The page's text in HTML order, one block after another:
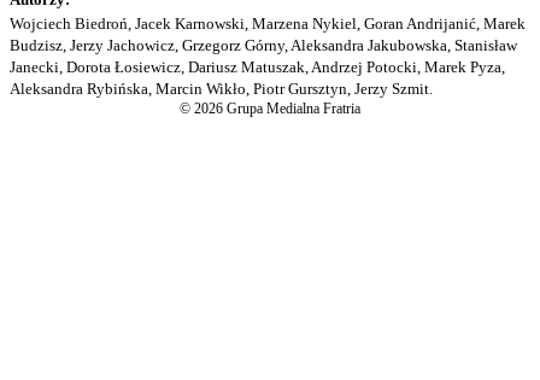
Wojciech Biedroń, Jacek Karnowski, Marzena Nykiel, Goran Andrijanić, Marek
Budzisz, Jerzy Jachowicz, Grzegorz Górny, Aleksandra Jakubowska, Stanisław
Janecki, Dorota Łosiewicz, Dariusz Matuszak, Andrzej Potocki, Marek Pyza,
Aleksandra Rybińska, Marcin Wikło, Piotr Gursztyn, Jerzy Szmit.
© 2026 Grupa Medialna Fratria